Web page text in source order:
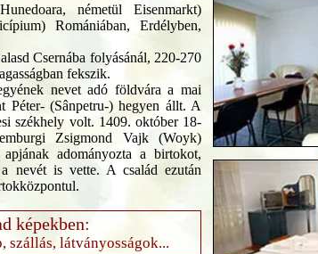
németül Eisenmarkt)
Romániában, Erdélyben,
Csernába folyásánál, 220-270
fekszik.
nevet adó földvára a mai
Péter- (Sânpetru-) hegyen állt. A
székhely volt. 1409. október 18-
Zsigmond Vajk (Woyk)
adományozta a birtokot,
nevét is vette. A család ezután
képekben:
szállás, látványosságok...